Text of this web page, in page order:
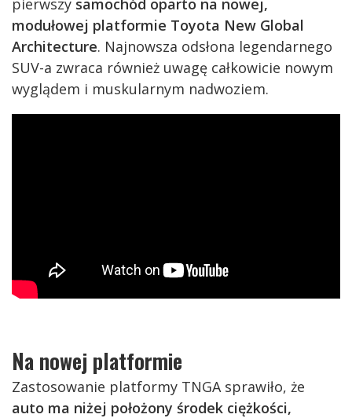
modułowej platformie Toyota New Global
Architecture. Najnowsza odsłona legendarnego
SUV-a zwraca również uwagę całkowicie nowym
wyglądem i muskularnym nadwoziem.
Na nowej platformie
Zastosowanie platformy TNGA sprawiło, że
auto ma niżej położony środek ciężkości,